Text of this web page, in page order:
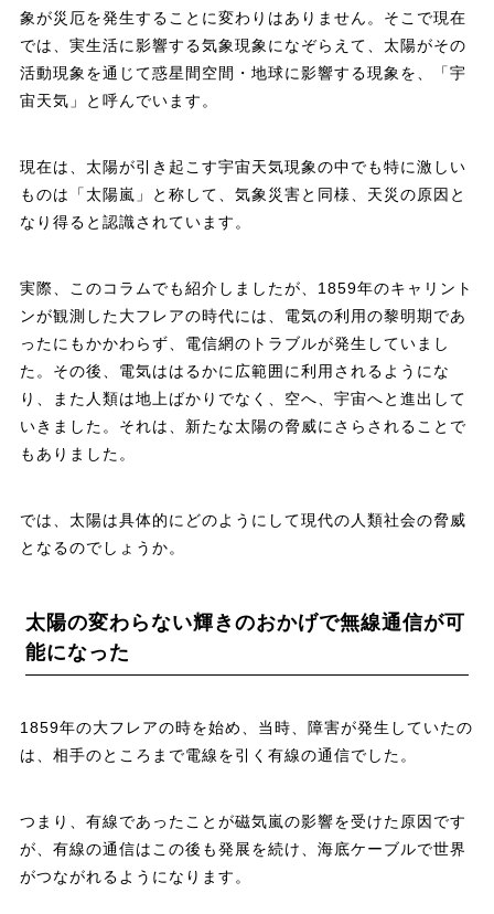
象が災厄を発生することに変わりはありません。そこで現在
では、実生活に影響する気象現象になぞらえて、太陽がその
活動現象を通じて惑星間空間・地球に影響する現象を、「宇
宙天気」と呼んでいます。
現在は、太陽が引き起こす宇宙天気現象の中でも特に激しい
ものは「太陽嵐」と称して、気象災害と同様、天災の原因と
なり得ると認識されています。
実際、このコラムでも紹介しましたが、1859年のキャリント
ンが観測した大フレアの時代には、電気の利用の黎明期であ
ったにもかかわらず、電信網のトラブルが発生していまし
た。その後、電気ははるかに広範囲に利用されるようにな
り、また人類は地上ばかりでなく、空へ、宇宙へと進出して
いきました。それは、新たな太陽の脅威にさらされることで
もありました。
では、太陽は具体的にどのようにして現代の人類社会の脅威
となるのでしょうか。
太陽の変わらない輝きのおかげで無線通信が可
能になった
1859年の大フレアの時を始め、当時、障害が発生していたの
は、相手のところまで電線を引く有線の通信でした。
つまり、有線であったことが磁気嵐の影響を受けた原因です
が、有線の通信はこの後も発展を続け、海底ケーブルで世界
がつながれるようになります。